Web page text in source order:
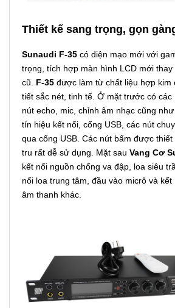
Thiết kế sang trọng, gọn
Sunaudi F-35 có diện mạo mới với
trọng, tích hợp màn hình LCD mới
cũ. F-35 được làm từ chất liệu hợp kim
tiết sắc nét, tinh tế. Ở mặt trước có
nút echo, mic, chỉnh âm nhạc cũng
tín hiệu kết nối, cổng USB, các nút
qua cổng USB. Các nút bấm được
tru rất dễ sử dụng. Mặt sau Vang Cơ
kết nối nguồn chống va đập, loa siêu
nối loa trung tâm, đầu vào micrô và
âm thanh khác.